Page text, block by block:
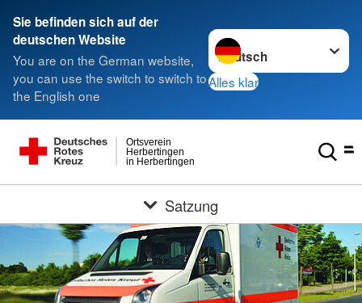
Sie befinden sich auf der
deutschen Website
You are on the German website,
you can use the switch to switch to
the English one
Sprache wechseln zu
Alles klar
in Herbertingen
Herbertingen
Ortsverein
Satzung